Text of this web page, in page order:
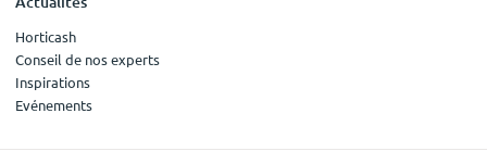
Horticash
Conseil de nos experts
Inspirations
Evénements